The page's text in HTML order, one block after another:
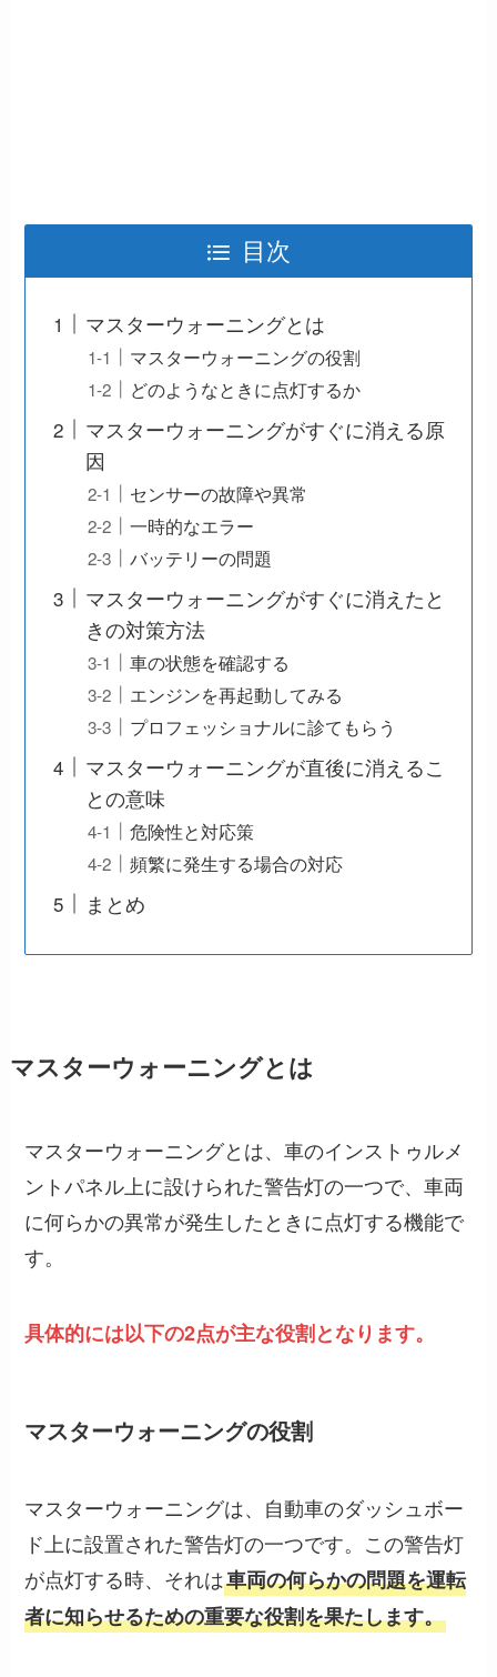
目次
マスターウォーニングとは
マスターウォーニングの役割
どのようなときに点灯するか
マスターウォーニングがすぐに消える原
因
センサーの故障や異常
一時的なエラー
バッテリーの問題
マスターウォーニングがすぐに消えたと
きの対策方法
車の状態を確認する
エンジンを再起動してみる
プロフェッショナルに診てもらう
マスターウォーニングが直後に消えるこ
との意味
危険性と対応策
頻繁に発生する場合の対応
まとめ
マスターウォーニングとは
マスターウォーニングとは、車のインストゥルメ
ントパネル上に設けられた警告灯の一つで、車両
に何らかの異常が発生したときに点灯する機能で
す。
具体的には以下の2点が主な役割となります。
マスターウォーニングの役割
マスターウォーニングは、自動車のダッシュボー
ド上に設置された警告灯の一つです。この警告灯
が点灯する時、それは車両の何らかの問題を運転
者に知らせるための重要な役割を果たします。